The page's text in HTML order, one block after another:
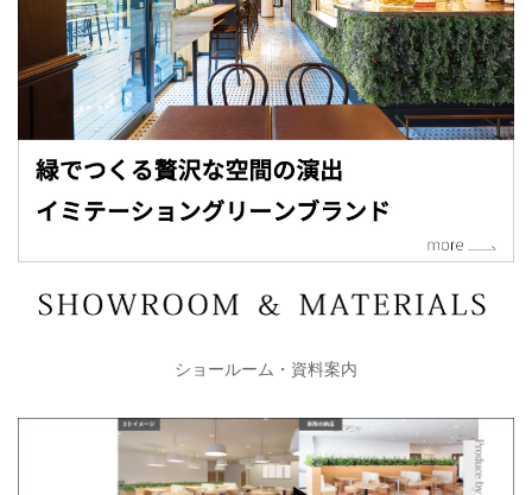
ショールーム・資料案内